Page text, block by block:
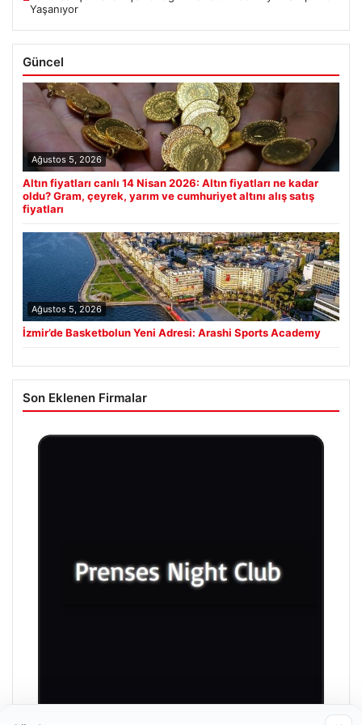
Yaşanıyor
Güncel
Ağustos 5, 2026
Altın fiyatları canlı 14 Nisan 2026: Altın fiyatları ne kadar
oldu? Gram, çeyrek, yarım ve cumhuriyet altını alış satış
fiyatları
Ağustos 5, 2026
İzmir’de Basketbolun Yeni Adresi: Arashi Sports Academy
Son Eklenen Firmalar